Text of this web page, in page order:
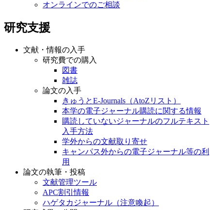
オンラインでのご相談
研究支援
文献・情報の入手
研究費での購入
図書
雑誌
論文の入手
きゅうとE-Journals（AtoZリスト）
本学の電子ジャーナル購読に関する情報
購読していないジャーナルのフルテキスト
入手方法
学外からの文献取り寄せ
キャンパス外からの電子ジャーナル等の利
用
論文の執筆・投稿
文献管理ツール
APC割引情報
ハゲタカジャーナル（注意喚起）